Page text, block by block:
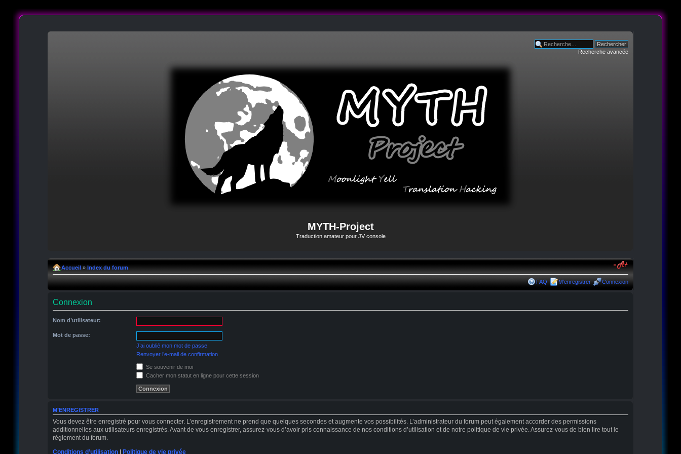
Recherche avancée
MYTH-Project
Traduction amateur pour JV console
Accueil» Index du forum
FAQ M’enregistrer Connexion
Connexion
Nom d’utilisateur:
Mot de passe:
J’ai oublié mon mot de passe
Renvoyer l’e-mail de confirmation
Se souvenir de moi
Cacher mon statut en ligne pour cette session
M’ENREGISTRER
Vous devez être enregistré pour vous connecter. L’enregistrement ne prend que quelques secondes et augmente vos possibilités. L’administrateur du forum peut également accorder des permissions
additionnelles aux utilisateurs enregistrés. Avant de vous enregistrer, assurez-vous d’avoir pris connaissance de nos conditions d’utilisation et de notre politique de vie privée. Assurez-vous de bien lire tout le
règlement du forum.
Conditions d’utilisation| Politique de vie privée